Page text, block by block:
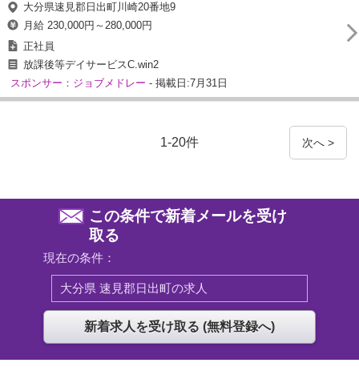
大分県速見郡日出町川崎20番地9
月給 230,000円～280,000円
正社員
放課後等デイサービスC.win2
スポンサー：ジョブメドレー - 掲載日:7月31日
1-20件 次へ >
この条件で新着メールを受け
取る
現在の条件：
大分県 速見郡日出町の求人